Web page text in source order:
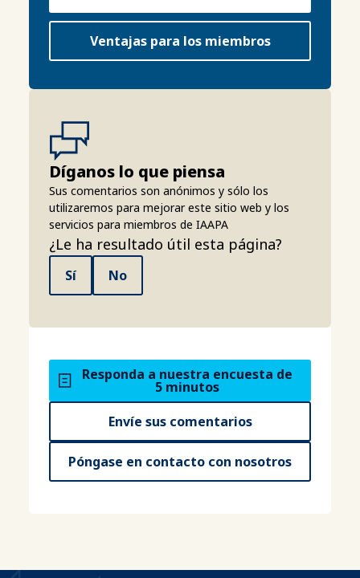
Ventajas para los miembros
Díganos lo que piensa
Sus comentarios son anónimos y sólo los
utilizaremos para mejorar este sitio web y los
servicios para miembros de IAAPA
¿Le ha resultado útil esta página?
Sí No
Responda a nuestra encuesta de
5 minutos
Envíe sus comentarios
Póngase en contacto con nosotros